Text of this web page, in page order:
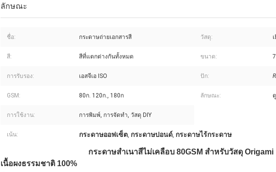
ลักษณะ
ชื่อ: กระดาษถ่ายเอกสารสี วัสดุ:
สี: สีที่แตกต่างกันทั้งหมด ขนาด:
การรับรอง: เอสจีเอ ISO ปัก:
GSM: 80ก. 120ก., 180ก ลักษณะ:
การใช้งาน: การพิมพ์, การจัดทำ, วัสดุ DIY
เน้น: กระดาษออฟเซ็ต, กระดาษปอนด์, กระดาษไร้กระดาษ
กระดาษสําเนาสีไม่เคลือบ 80GSM สําหรับวัสดุ
เนื้อผงธรรมชาติ 100%